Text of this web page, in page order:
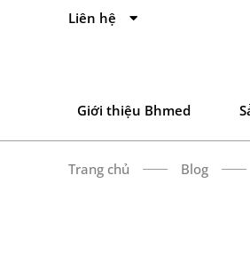
Liên hệ
Giới thiệu Bhmed
Trang chủ Blog